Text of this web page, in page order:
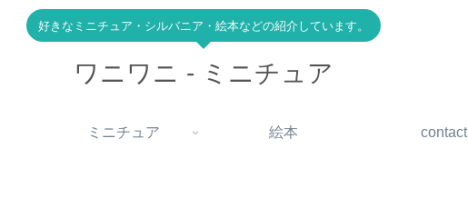
好きなミニチュア・シルバニア・絵本などの紹介しています。
ワニワニ - ミニチュア
ミニチュア 絵本 contact